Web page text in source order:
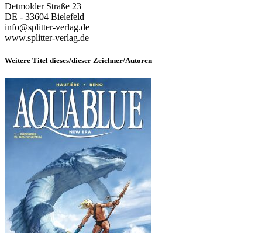
Detmolder Straße 23
DE - 33604 Bielefeld
info@splitter-verlag.de
www.splitter-verlag.de
Weitere Titel dieses/dieser Zeichner/Autoren